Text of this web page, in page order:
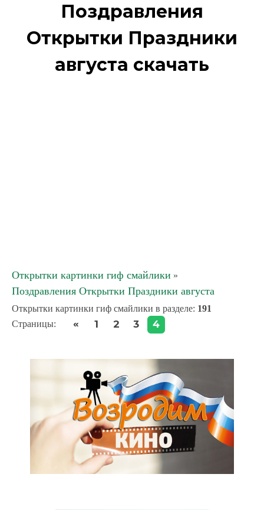
Поздравления
Открытки Праздники
августа скачать
Открытки картинки гиф смайлики »
Поздравления Открытки Праздники августа
Открытки картинки гиф смайлики в разделе: 191
Страницы: « 1 2 3 4